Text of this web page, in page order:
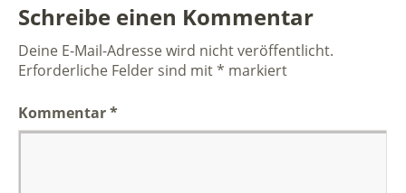
Schreibe einen Kommentar
Deine E-Mail-Adresse wird nicht veröffentlicht.
Erforderliche Felder sind mit* markiert
Kommentar*